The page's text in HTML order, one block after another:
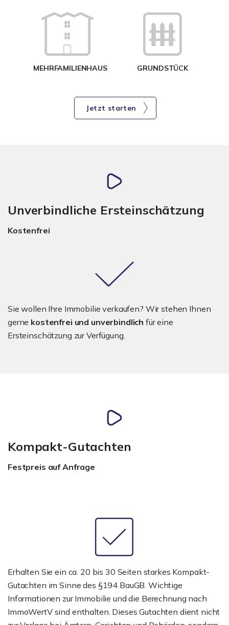
MEHRFAMILIENHAUS GRUNDSTÜCK
Jetzt starten
Unverbindliche Ersteinschätzung
Kostenfrei
Sie wollen Ihre Immobilie verkaufen? Wir stehen Ihnen
gerne kostenfrei und unverbindlich für eine
Ersteinschätzung zur Verfügung.
Kompakt-Gutachten
Festpreis auf Anfrage
Erhalten Sie ein ca. 20 bis 30 Seiten starkes Kompakt-
Gutachten im Sinne des §194 BauGB. Wichtige
Informationen zur Immobilie und die Berechnung nach
ImmoWertV sind enthalten. Dieses Gutachten dient nicht